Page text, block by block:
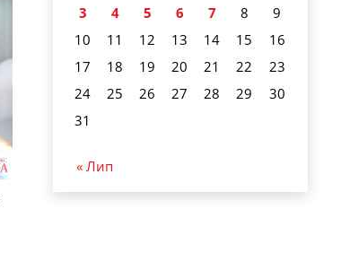
3
4 5 6 7 8
9
10
11 12 13 14 15
16
17
18 19 20 21 22
23
24
25 26 27 28 29
30
31
« Лип